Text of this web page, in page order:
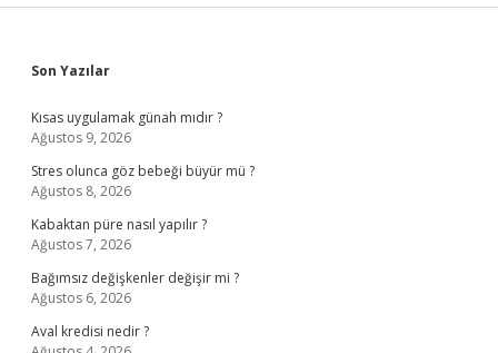
Sidebar
Son Yazılar
Kısas uygulamak günah mıdır ?
Ağustos 9, 2026
Stres olunca göz bebeği büyür mü ?
Ağustos 8, 2026
Kabaktan püre nasıl yapılır ?
Ağustos 7, 2026
Bağımsız değişkenler değişir mi ?
Ağustos 6, 2026
Aval kredisi nedir ?